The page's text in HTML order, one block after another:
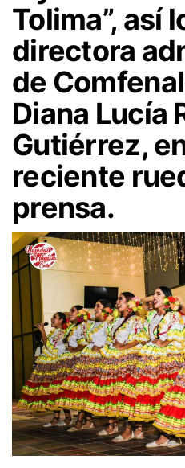
Tolima”, así
directora
de
Diana Lucía
Gutiérrez,
reciente
prensa.